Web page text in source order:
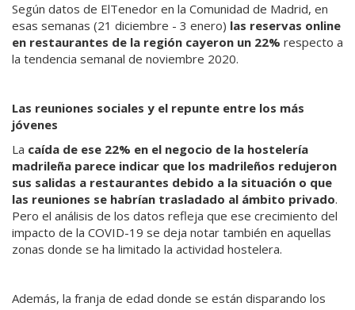
Según datos de ElTenedor en la Comunidad de Madrid, en
esas semanas (21 diciembre - 3 enero) las reservas online
en restaurantes de la región cayeron un 22% respecto a
la tendencia semanal de noviembre 2020.
Las reuniones sociales y el repunte entre los más
jóvenes
La caída de ese 22% en el negocio de la hostelería
madrileña parece indicar que los madrileños redujeron
sus salidas a restaurantes debido a la situación o que
las reuniones se habrían trasladado al ámbito privado.
Pero el análisis de los datos refleja que ese crecimiento del
impacto de la COVID-19 se deja notar también en aquellas
zonas donde se ha limitado la actividad hostelera.
Además, la franja de edad donde se están disparando los